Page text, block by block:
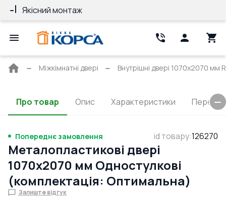
Якісний монтаж
Головна
Міжкімнатні двері Внутрішні двері 1070x2070 мм
Про товар Опис Характеристики
Попереднє замовлення id товару:126270
Металопластикові двері
1070x2070 мм Одностулкові
(комплектація: Оптимальна)
Залиште відгук